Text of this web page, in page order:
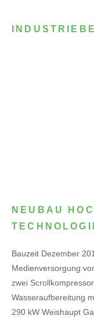
NEUBAU
Bauzeit Dezember
Medienversorgung
zwei
Wasseraufbereitung
290 kW Weishaupt